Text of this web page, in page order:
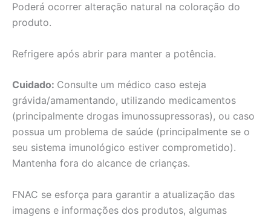
Poderá ocorrer alteração natural na coloração do
produto.
Refrigere após abrir para manter a potência.
Cuidado: Consulte um médico caso esteja
grávida/amamentando, utilizando medicamentos
(principalmente drogas imunossupressoras), ou caso
possua um problema de saúde (principalmente se o
seu sistema imunológico estiver comprometido).
Mantenha fora do alcance de crianças.
FNAC se esforça para garantir a atualização das
imagens e informações dos produtos, algumas